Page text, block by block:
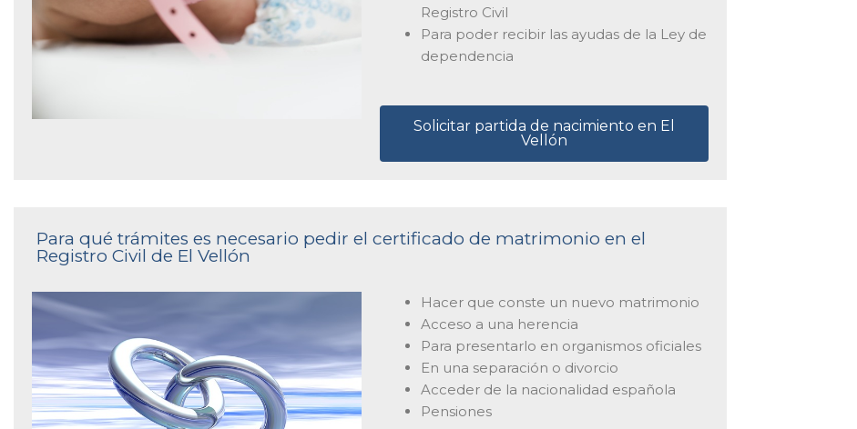
Registro Civil
Para poder recibir las ayudas de la Ley de
dependencia
Solicitar partida de nacimiento en El
Vellón
Para qué trámites es necesario pedir el certificado de matrimonio en el
Registro Civil de El Vellón
Hacer que conste un nuevo matrimonio
Acceso a una herencia
Para presentarlo en organismos oficiales
En una separación o divorcio
Acceder de la nacionalidad española
Pensiones